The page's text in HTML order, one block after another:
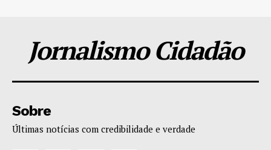
Jornalismo Cidadão
Sobre
Últimas notícias com credibilidade e verdade